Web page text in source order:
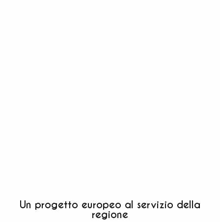
Un progetto europeo al servizio della
regione